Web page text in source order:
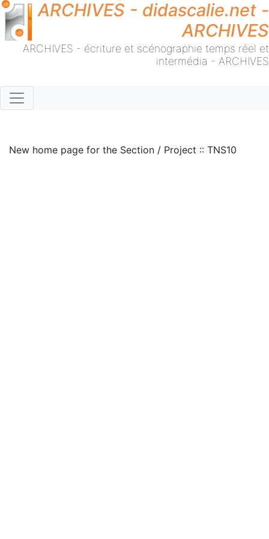
ARCHIVES - didascalie.net -
ARCHIVES
ARCHIVES - écriture et scénographie temps réel et
intermédia - ARCHIVES
New home page for the Section / Project :: TNS10